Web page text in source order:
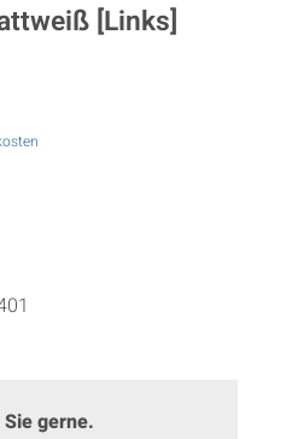
[Links]
gerne.